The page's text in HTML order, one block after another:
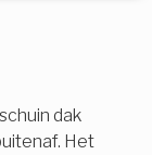
dak
Het
direct uw